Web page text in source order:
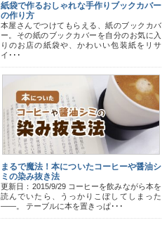
紙袋で作るおしゃれな手作りブックカバー
の作り方
本屋さんでつけてもらえる、紙のブックカバ
ー。その紙のブックカバーを自分のお気に入
りのお店の紙袋や、かわいい包装紙をリサ
イ･･･
まるで魔法！本についたコーヒーや醤油シ
ミの染み抜き法
更新日：2015/9/29 コーヒーを飲みながら本を
読んでいたら、うっかりこぼしてしまった
――。 テーブルに本を置きっぱ･･･